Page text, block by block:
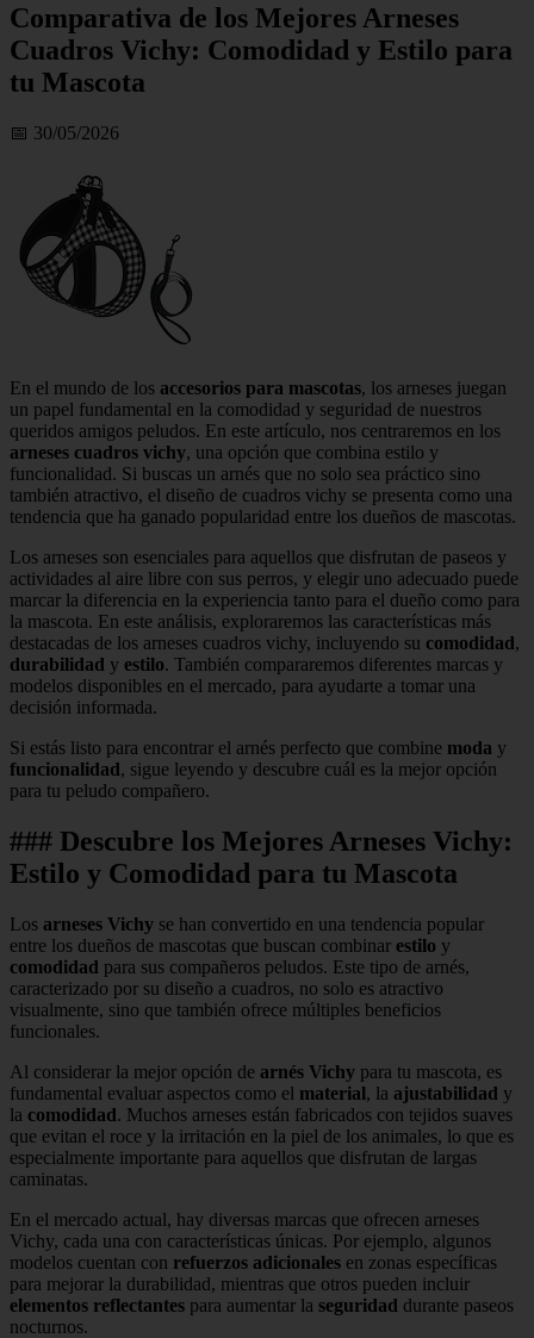
Comparativa de los Mejores Arneses
Cuadros Vichy: Comodidad y Estilo para
tu Mascota
📅 30/05/2026
En el mundo de los accesorios para mascotas, los arneses juegan
un papel fundamental en la comodidad y seguridad de nuestros
queridos amigos peludos. En este artículo, nos centraremos en los
arneses cuadros vichy, una opción que combina estilo y
funcionalidad. Si buscas un arnés que no solo sea práctico sino
también atractivo, el diseño de cuadros vichy se presenta como una
tendencia que ha ganado popularidad entre los dueños de mascotas.
Los arneses son esenciales para aquellos que disfrutan de paseos y
actividades al aire libre con sus perros, y elegir uno adecuado puede
marcar la diferencia en la experiencia tanto para el dueño como para
la mascota. En este análisis, exploraremos las características más
destacadas de los arneses cuadros vichy, incluyendo su comodidad,
durabilidad y estilo. También compararemos diferentes marcas y
modelos disponibles en el mercado, para ayudarte a tomar una
decisión informada.
Si estás listo para encontrar el arnés perfecto que combine moda y
funcionalidad, sigue leyendo y descubre cuál es la mejor opción
para tu peludo compañero.
### Descubre los Mejores Arneses Vichy:
Estilo y Comodidad para tu Mascota
Los arneses Vichy se han convertido en una tendencia popular
entre los dueños de mascotas que buscan combinar estilo y
comodidad para sus compañeros peludos. Este tipo de arnés,
caracterizado por su diseño a cuadros, no solo es atractivo
visualmente, sino que también ofrece múltiples beneficios
funcionales.
Al considerar la mejor opción de arnés Vichy para tu mascota, es
fundamental evaluar aspectos como el material, la ajustabilidad y
la comodidad. Muchos arneses están fabricados con tejidos suaves
que evitan el roce y la irritación en la piel de los animales, lo que es
especialmente importante para aquellos que disfrutan de largas
caminatas.
En el mercado actual, hay diversas marcas que ofrecen arneses
Vichy, cada una con características únicas. Por ejemplo, algunos
modelos cuentan con refuerzos adicionales en zonas específicas
para mejorar la durabilidad, mientras que otros pueden incluir
elementos reflectantes para aumentar la seguridad durante paseos
nocturnos.